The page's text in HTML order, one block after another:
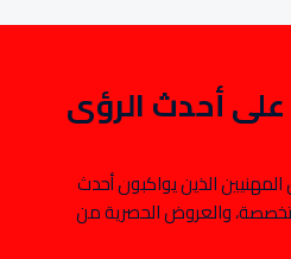
أحدث الرؤى
أكثر من 100,000 من المهنيين الذين يواكبون أحدث
والعروض الحصرية من